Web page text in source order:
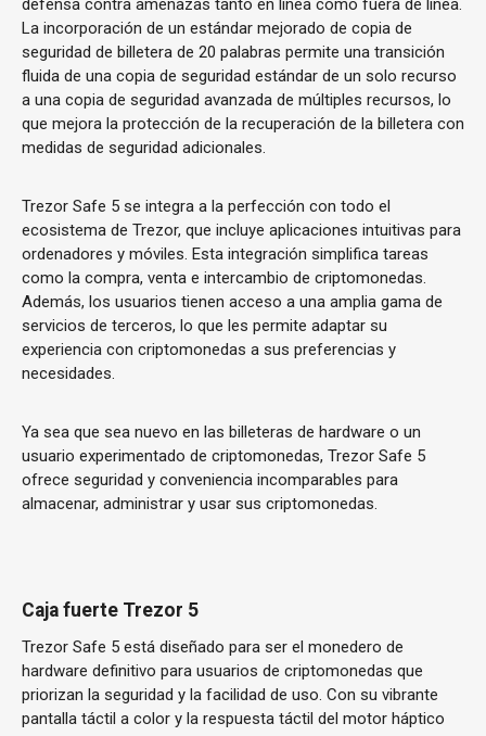
defensa contra amenazas tanto en línea como fuera de línea.
La incorporación de un estándar mejorado de copia de
seguridad de billetera de 20 palabras permite una transición
fluida de una copia de seguridad estándar de un solo recurso
a una copia de seguridad avanzada de múltiples recursos, lo
que mejora la protección de la recuperación de la billetera con
medidas de seguridad adicionales.
Trezor Safe 5 se integra a la perfección con todo el
ecosistema de Trezor, que incluye aplicaciones intuitivas para
ordenadores y móviles. Esta integración simplifica tareas
como la compra, venta e intercambio de criptomonedas.
Además, los usuarios tienen acceso a una amplia gama de
servicios de terceros, lo que les permite adaptar su
experiencia con criptomonedas a sus preferencias y
necesidades.
Ya sea que sea nuevo en las billeteras de hardware o un
usuario experimentado de criptomonedas, Trezor Safe 5
ofrece seguridad y conveniencia incomparables para
almacenar, administrar y usar sus criptomonedas.
Caja fuerte Trezor 5
Trezor Safe 5 está diseñado para ser el monedero de
hardware definitivo para usuarios de criptomonedas que
priorizan la seguridad y la facilidad de uso. Con su vibrante
pantalla táctil a color y la respuesta táctil del motor háptico